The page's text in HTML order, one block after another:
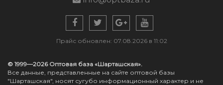
Прайс обновлен: 07.08.2026 в 11:02
© 1999—2026 Оптовая база «Шарташская».
Все данные, представленные на сайте оптовой базы
"Шарташская", носят сугубо информационный характер и не